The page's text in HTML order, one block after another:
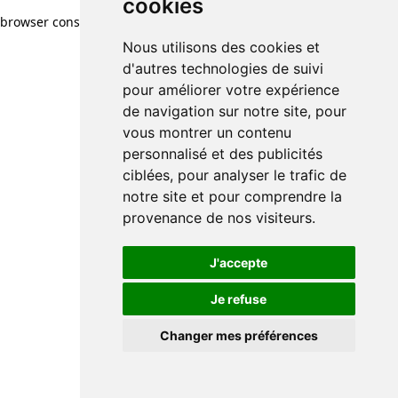
cookies
Nous utilisons des cookies et
d'autres technologies de suivi
pour améliorer votre expérience
de navigation sur notre site, pour
vous montrer un contenu
personnalisé et des publicités
ciblées, pour analyser le trafic de
notre site et pour comprendre la
provenance de nos visiteurs.
J'accepte
Je refuse
Changer mes préférences
browser console for more information)